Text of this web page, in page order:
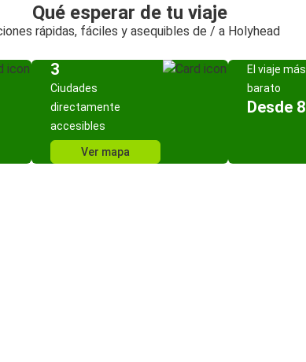
Qué esperar de tu viaje
rápidas, fáciles y asequibles de / a Holyhead
3
Ciudades
directamente
accesibles
Ver mapa
El viaje más
barato
Desde